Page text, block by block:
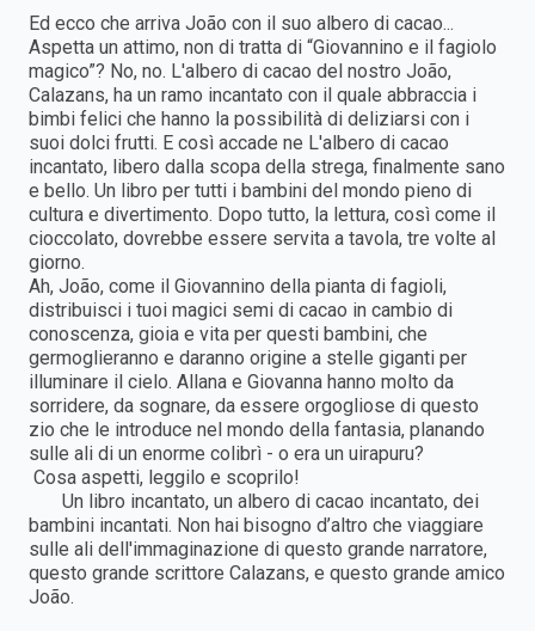
Ed ecco che arriva João con il suo albero di cacao...
Aspetta un attimo, non di tratta di “Giovannino e il fagiolo
magico”? No, no. L'albero di cacao del nostro João,
Calazans, ha un ramo incantato con il quale abbraccia i
bimbi felici che hanno la possibilità di deliziarsi con i
suoi dolci frutti. E così accade ne L'albero di cacao
incantato, libero dalla scopa della strega, finalmente sano
e bello. Un libro per tutti i bambini del mondo pieno di
cultura e divertimento. Dopo tutto, la lettura, così come il
cioccolato, dovrebbe essere servita a tavola, tre volte al
giorno.
Ah, João, come il Giovannino della pianta di fagioli,
distribuisci i tuoi magici semi di cacao in cambio di
conoscenza, gioia e vita per questi bambini, che
germoglieranno e daranno origine a stelle giganti per
illuminare il cielo. Allana e Giovanna hanno molto da
sorridere, da sognare, da essere orgogliose di questo
zio che le introduce nel mondo della fantasia, planando
sulle ali di un enorme colibrì - o era un uirapuru?
Cosa aspetti, leggilo e scoprilo!
Un libro incantato, un albero di cacao incantato, dei
bambini incantati. Non hai bisogno d’altro che viaggiare
sulle ali dell'immaginazione di questo grande narratore,
questo grande scrittore Calazans, e questo grande amico
João.